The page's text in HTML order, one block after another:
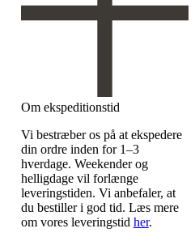
Om ekspeditionstid
Vi bestræber os på at ekspedere
din ordre inden for 1–3
hverdage. Weekender og
helligdage vil forlænge
leveringstiden. Vi anbefaler, at
du bestiller i god tid. Læs mere
om vores leveringstid her.